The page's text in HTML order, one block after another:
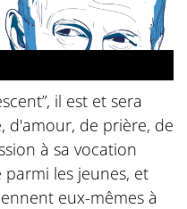
il est et sera
d'amour, de prière, de
à sa vocation
les jeunes, et
eux-mêmes à